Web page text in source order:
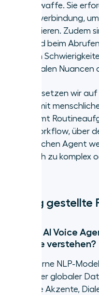
Wunderwaffe. Sie
Internetverbindung,
funktionieren. Zudem
Logik und beim
dennoch
emotionalen Nuancen
Deshalb setzen wir
Ansatz mit
übernimmt
einen Workflow, über
menschlichen Agent
Gespräch zu komplex
Häufig gestellte
Können AI Voice
Akzente verstehen?
Ja. Moderne NLP-
vielfältiger globaler
regionale Akzente,